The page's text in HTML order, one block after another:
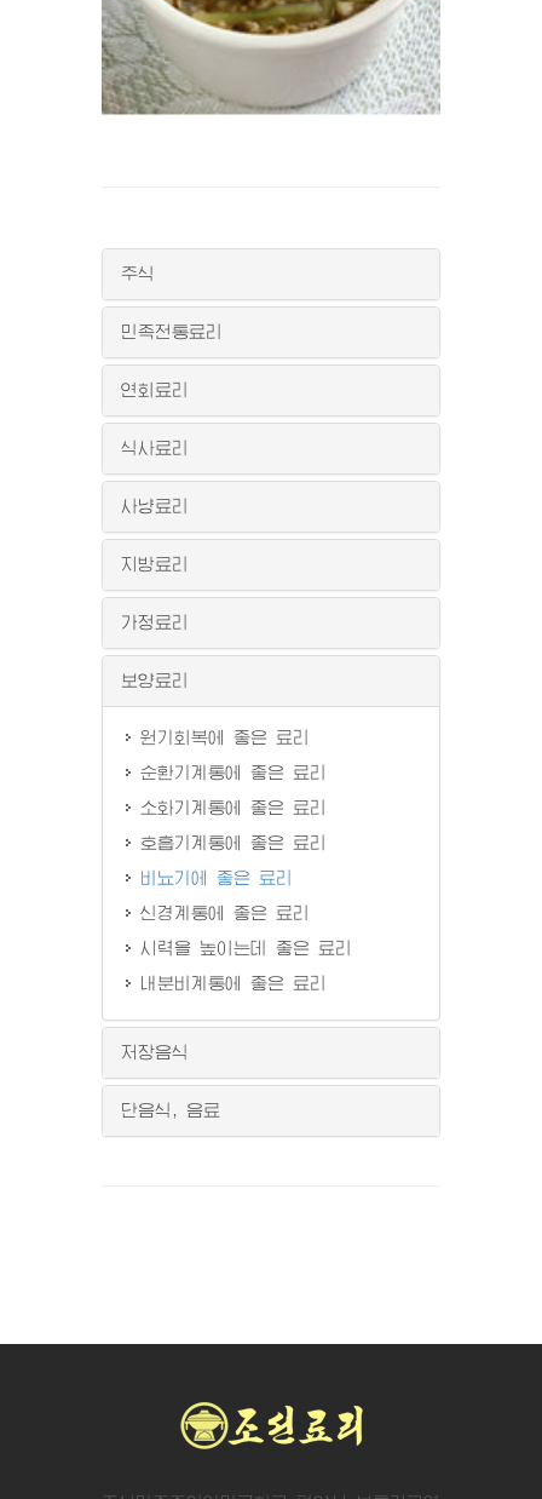
주식
민족전통료리
연회료리
식사료리
사냥료리
지방료리
가정료리
보양료리
원기회복에 좋은 료리
순환기계통에 좋은 료리
소화기계통에 좋은 료리
호흡기계통에 좋은 료리
비뇨기에 좋은 료리
신경계통에 좋은 료리
시력을 높이는데 좋은 료리
내분비계통에 좋은 료리
저장음식
단음식, 음료